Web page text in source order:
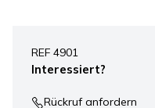
−
REF 4901
Interessiert?
Rückruf anfordern